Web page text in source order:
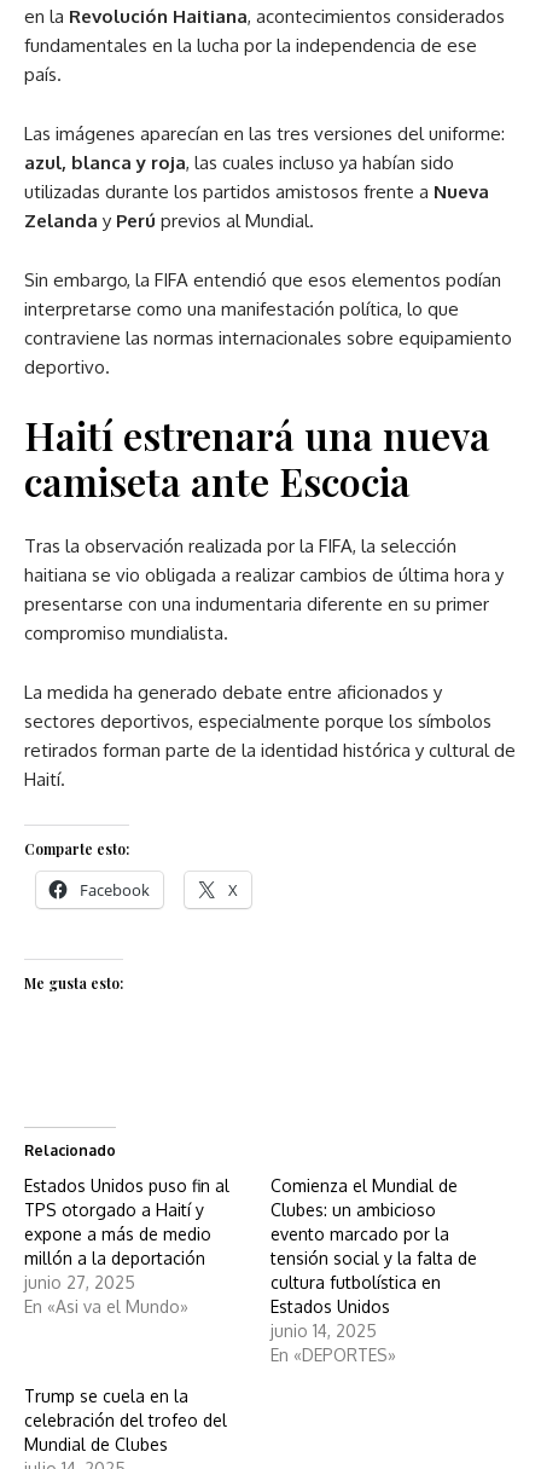
en la Revolución Haitiana, acontecimientos considerados
fundamentales en la lucha por la independencia de ese
país.
Las imágenes aparecían en las tres versiones del uniforme:
azul, blanca y roja, las cuales incluso ya habían sido
utilizadas durante los partidos amistosos frente a Nueva
Zelanda y Perú previos al Mundial.
Sin embargo, la FIFA entendió que esos elementos podían
interpretarse como una manifestación política, lo que
contraviene las normas internacionales sobre equipamiento
deportivo.
Haití estrenará una nueva
camiseta ante Escocia
Tras la observación realizada por la FIFA, la selección
haitiana se vio obligada a realizar cambios de última hora y
presentarse con una indumentaria diferente en su primer
compromiso mundialista.
La medida ha generado debate entre aficionados y
sectores deportivos, especialmente porque los símbolos
retirados forman parte de la identidad histórica y cultural de
Haití.
Comparte esto:
Facebook X
Me gusta esto:
Relacionado
Estados Unidos puso fin al
TPS otorgado a Haití y
expone a más de medio
millón a la deportación
junio 27, 2025
En «Asi va el Mundo»
Comienza el Mundial de
Clubes: un ambicioso
evento marcado por la
tensión social y la falta de
cultura futbolística en
Estados Unidos
junio 14, 2025
En «DEPORTES»
Trump se cuela en la
celebración del trofeo del
Mundial de Clubes